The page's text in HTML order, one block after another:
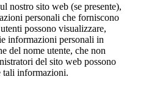
nostro sito web (se presente),
personali che forniscono
possono visualizzare,
informazioni personali in
del nome utente, che non
del sito web possono
tali informazioni.